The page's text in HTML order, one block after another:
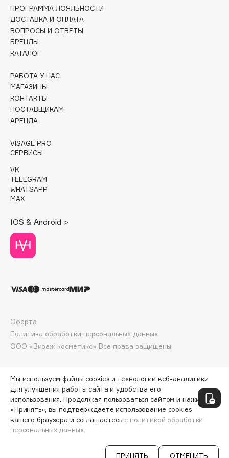
Collagenina
Consly
Corimo
CosRX
Crescina
Cunzite
Curaprox
D
d'Alba
DABO
DARLING*
Davines
Deonica
Dessange
Dolce & Gabbana
Dorco
DP Daily Perfection
Dr.Ceuracle
Dr.Jart+
DSD de Luxe
Dyson
СООБЩИТЬ О ПОСТУПЛЕНИИ
ПРОГРАММА ЛОЯЛЬНОСТИ
ДОСТАВКА И ОПЛАТА
ВОПРОСЫ И ОТВЕТЫ
БРЕНДЫ
КАТАЛОГ
РАБОТА У НАС
МАГАЗИНЫ
КОНТАКТЫ
ПОСТАВЩИКАМ
АРЕНДА
VISAGE PRO
СЕРВИСЫ
VK
TELEGRAM
WHATSAPP
MAX
IOS & Android >
ООО «Визаж косметикс» Все права защищены
Оферта
Политика обработки персональных данных
Мы используем файлы cookies и технологии веб-аналитики
для улучшения работы сайта и удобства его
использования. Продолжая пользоваться сайтом и нажимая
«Принять», вы подтверждаете использование cookies
вашего браузера и соглашаетесь с политикой обработки
персональных данных.
ПРИНЯТЬ ОТМЕНИТЬ